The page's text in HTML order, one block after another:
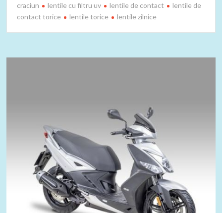
e
b
o
itt
er
er
es
ta
je
ă
craciun lentile cu filtru uv lentile de contact
lentile de
contact torice
lentile torice lentile zilnice